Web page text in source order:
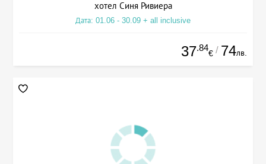
хотел Синя Ривиера
Дата: 01.06 - 30.09 + all inclusive
37.84
€ / 74лв.